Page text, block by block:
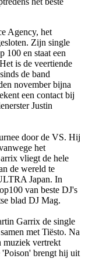
Agency, het
Zijn single
100 en staat een
is de veertiende
de band
november bijna
een contact bij
Justin
door de VS. Hij
het
vliegt de hele
de wereld te
Japan. In
van beste DJ's
blad DJ Mag.
Garrix de single
met Tiësto. Na
muziek vertrekt
brengt hij uit